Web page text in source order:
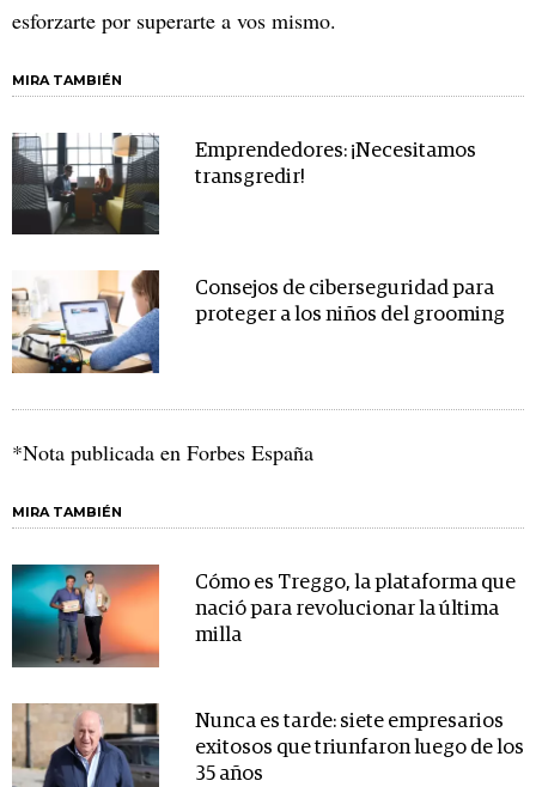
esforzarte por superarte a vos mismo.
MIRA TAMBIÉN
Emprendedores: ¡Necesitamos
transgredir!
Consejos de ciberseguridad para
proteger a los niños del grooming
*Nota publicada en Forbes España
MIRA TAMBIÉN
Cómo es Treggo, la plataforma que
nació para revolucionar la última
milla
Nunca es tarde: siete empresarios
exitosos que triunfaron luego de los
35 años